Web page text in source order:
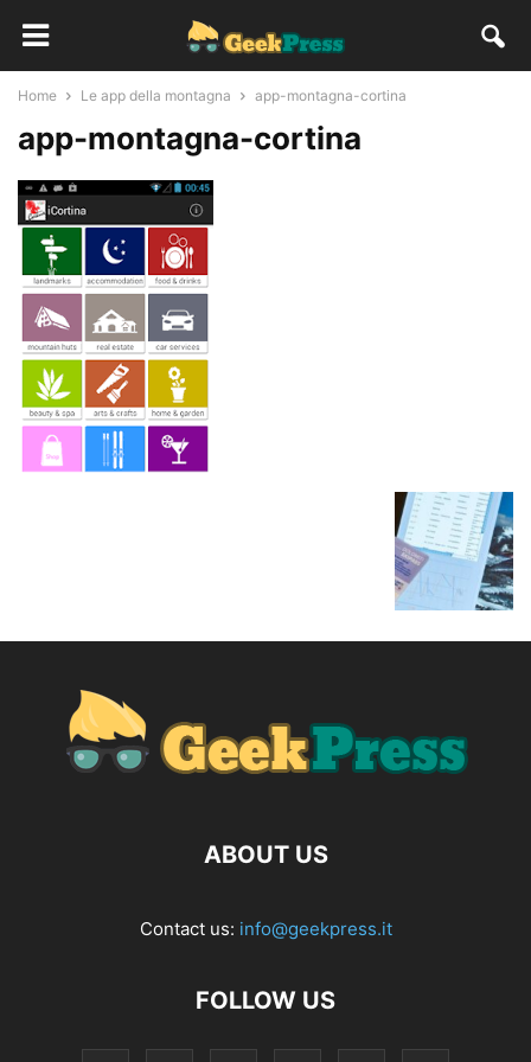
Home Le app della montagna app-montagna-cortina
app-montagna-cortina
ABOUT US
Contact us: info@geekpress.it
FOLLOW US